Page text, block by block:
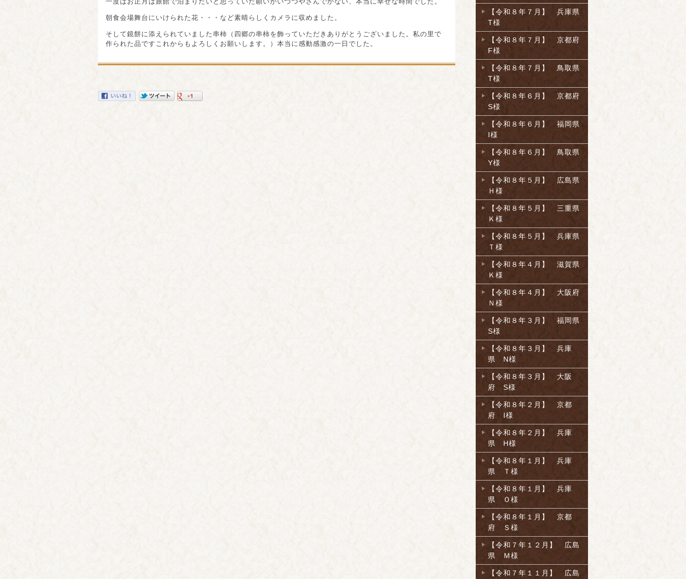
朝食会場舞台にいけられた花・・・など素晴らしくカメラに収めました。
そして鏡餅に添えられていました串柿（四郷の串柿を飾っていただきありがとうございました。私の里で
作られた品ですこれからもよろしくお願いします。）本当に感動感激の一日でした。
【令和８年７月】 兵庫県
T様
【令和８年７月】 京都府
F様
【令和８年７月】 鳥取県
T様
【令和８年６月】 京都府
S様
【令和８年６月】 福岡県
I様
【令和８年６月】 鳥取県
Y様
【令和８年５月】 広島県
Ｈ様
【令和８年５月】 三重県
Ｋ様
【令和８年５月】 兵庫県
Ｔ様
【令和８年４月】 滋賀県
Ｋ様
【令和８年４月】 大阪府
Ｎ様
【令和８年３月】 福岡県
S様
【令和８年３月】 兵庫
県 N様
【令和８年３月】 大阪
府 S様
【令和８年２月】 京都
府 I様
【令和８年２月】 兵庫
県 H様
【令和８年１月】 兵庫
県 Ｔ様
【令和８年１月】 兵庫
県 Ｏ様
【令和８年１月】 京都
府 Ｓ様
【令和７年１２月】 広島
県 Ｍ様
【令和７年１１月】 広島